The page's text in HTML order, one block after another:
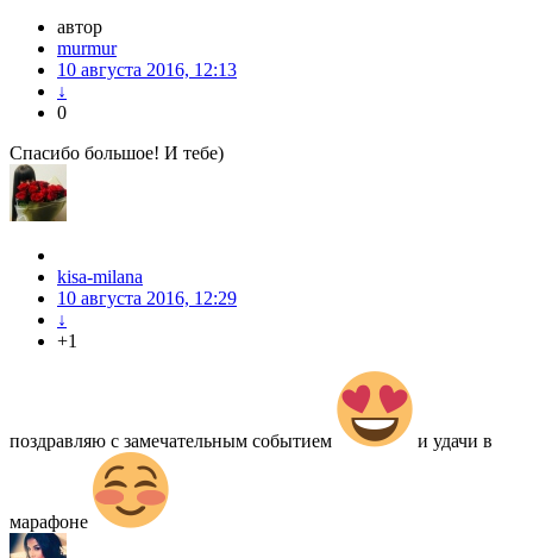
автор
murmur
10 августа 2016, 12:13
↓
0
Cпасибо большое! И тебе)
kisa-milana
10 августа 2016, 12:29
↓
+1
поздравляю с замечательным событием и удачи в
марафоне